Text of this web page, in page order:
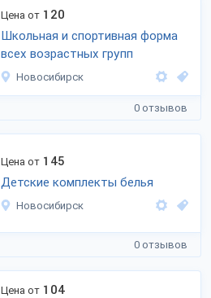
Цена от 120
Школьная и спортивная форма
всех возрастных групп
Новосибирск
0 отзывов
Цена от 145
Детские комплекты белья
Новосибирск
0 отзывов
Цена от 104